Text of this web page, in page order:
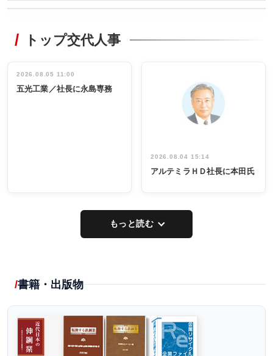
非鉄業界で
インタビュ
ー／社内ア
タックトレー
祝う 業界関
係者ら220人
出席
トップ交代人事
2026.08.05 11:00
五光工業／社長に永島専務
2026.08.04 15:14
アルテミラＨＤ社長に本田氏
もっと読む
書籍・出版物